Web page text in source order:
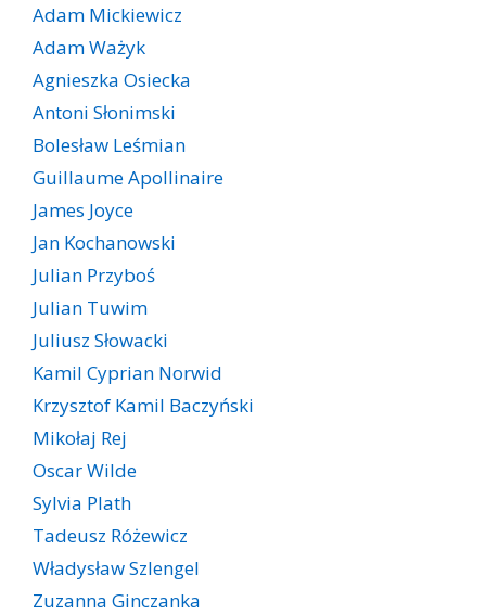
Adam Mickiewicz
Adam Ważyk
Agnieszka Osiecka
Antoni Słonimski
Bolesław Leśmian
Guillaume Apollinaire
James Joyce
Jan Kochanowski
Julian Przyboś
Julian Tuwim
Juliusz Słowacki
Kamil Cyprian Norwid
Krzysztof Kamil Baczyński
Mikołaj Rej
Oscar Wilde
Sylvia Plath
Tadeusz Różewicz
Władysław Szlengel
Zuzanna Ginczanka